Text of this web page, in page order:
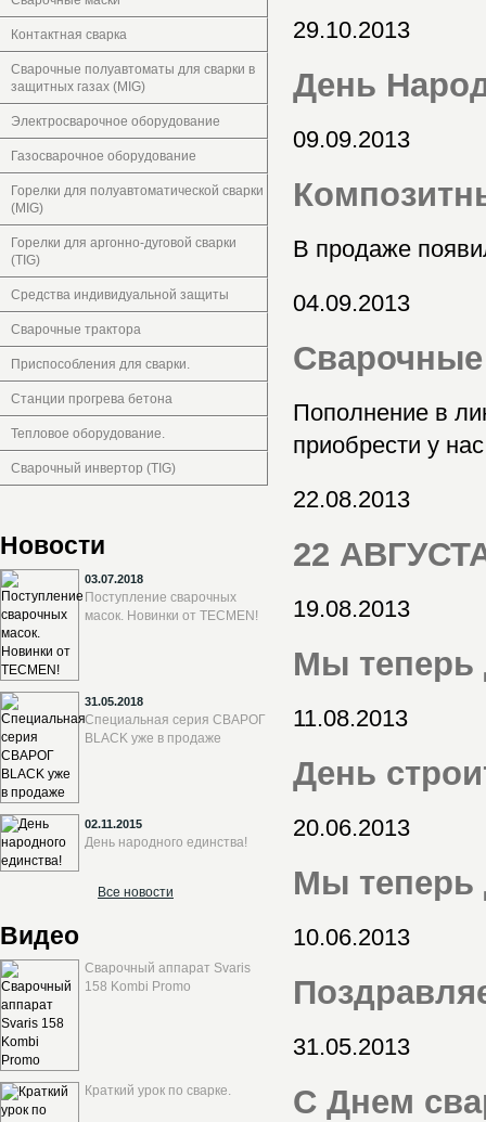
Контактная сварка
Сварочные полуавтоматы для сварки в
защитных газах (MIG)
Электросварочное оборудование
Газосварочное оборудование
Горелки для полуавтоматической сварки
(MIG)
Горелки для аргонно-дуговой сварки
(TIG)
Средства индивидуальной защиты
Сварочные трактора
Приспособления для сварки.
Станции прогрева бетона
Тепловое оборудование.
Сварочный инвертор (TIG)
Новости
03.07.2018
Поступление сварочных
масок. Новинки от TECMEN!
31.05.2018
Специальная серия СВАРОГ
BLACK уже в продаже
02.11.2015
День народного единства!
Все новости
Видео
Сварочный аппарат Svaris
158 Kombi Promo
Краткий урок по сварке.
29.10.2013
День
09.09.2013
В продаже
04.09.2013
Пополнение в
приобрести у
22.08.2013
22
19.08.2013
Мы
11.08.2013
День
20.06.2013
Мы
10.06.2013
31.05.2013
С Днем